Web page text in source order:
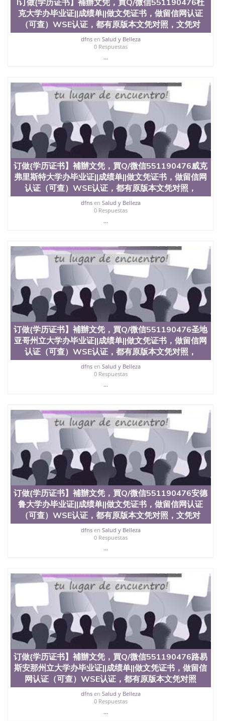
料； 5、等待结果，完成结果书留服直接邮寄给客户
6、客户确认收到结果，付余款。 我们对海外大学及
学院的毕业证成绩单所使用的材料，尺寸大小，防伪
结构（包括：水印，阴影底纹，钢印LOGO烫金烫
银，LOGO烫金烫银复合重叠。 文字图案浮雕，激光
镭射，紫外荧光，温感，复印防伪）都有原版本文凭
各大院校的（毕业证，成绩单，资格证，学生卡，结
业证，录取通知书，在读证明等相关材料）的版本更
新信息， 能够在时间掌握的海外学历文凭的样版，尺
寸大小，纸张材质，防伪技术等等，并在时间收集到
原版实物，以求达到客户的需求。 我们的优势： 我
们在保证合理定价的同时，坚持较高性价比，通过品
质和效率不断优化，为您倾情诠释什么是高性价比。
咨询顾问：Sam q/微信:551190476 Q/微
信:551190476办理毕业证成绩单、教育部认证,录取通
知书，雅思，留学回国证明.
公司专业制作、办理、仿制、成绩单文凭、改成绩、
教育部学历学位认证、毕业证、成绩单、文凭、学历
文凭、假文凭假毕业证假学历书制作、假制作、办
位认证、留学生学历认证、留学生学位认证、英国文
凭学历、美国文凭学历、澳洲文凭学历、加拿大文凭
学历、新西兰学历认证等q:551190476 微信：
551190476 圣何塞州立大学毕业证（San Jose State
University）圣何塞州立大学毕业证（San Jose State
University）圣何塞州立大学毕业证（San Jose State
University）圣何塞州立大学成绩单（San Jose State
University）圣何塞州立大学成绩单（ San Jose State
University）圣何塞州立大学成绩单（San Jose State
University）成绩单圣何塞州立大学文凭（San Jose
State University）圣何塞州立大学（San Jose State
University）圣何塞州立大学（San Jose State
University）圣何塞州立大学（ San Jose State
University）圣何塞州立大学（San Jose State
State University）圣何塞州立大学学历（ San Jose
State University）圣何塞州立大学学历（San Jose
State University）圣何塞州立大学学历（San Jose
State University）圣 塞州立大学学历（San Jose
State University）圣何塞州立大学（San Jose State
University）圣何塞州立大学（San Jose State
University）圣何塞州立大学（San Jose State
University）圣何塞州立大学（San Jose State
University）圣何塞州立大学学位证（San Jose State
University）圣何塞州立大学学位证（San Jose State
University）圣何塞州立大学学位证（San Jose State
University）圣何塞州立大学（San Jose State
University）圣何塞州立大学（San Jose State
University）圣何塞州立大学（San Jose State
University）圣何塞州立大学（San Jose State
University）圣何塞州立大学学位证（San Jose State
University）圣何塞州立大学结业证（San Jose State
University）圣何塞州立大学结业证（San Jose State
University）圣何塞州立大学结业证（San Jose State
University）圣何塞州立大学学位证（San Jose State
University）圣何塞州立大学学位证（San Jose State
University）圣何塞州立大学学历证书（San Jose
State University）圣何塞州立大学学历证书（San
Jose State University）圣何塞州立大学学历证书
（San Jose State University）澳洲读书未毕业找人做
文凭学位qq微信551190476澳洲读CQU中央昆士兰大
学学历 绩单购买学位证书/澳洲读本科硕士做文凭/购
买澳洲大学毕业证成绩单假文凭学历
offieUniversityofSouthernQueensland 澳洲读书未毕
业找人做文凭学位qq微信551190476澳洲读CQU中央
昆士兰大学学历成绩单购买学位证书/澳洲读本科硕
士做文凭/购买澳洲大学毕业证成绩单假文凭学历订
克大学办毕业证||成绩单||做文凭证书，做留信网认证
（可查）WSE认证，都有原版本文凭对照，文凭对
dfnsen Salud y Belleza
0 Respuestas
...
订做{学历证书】補辦文凭，買Q/微信551190476威克
弗里斯特大学办毕业证||成绩单||做文凭证书，做留信网
认证（可查）WSE认证，都有原版本文凭对照，
dfnsen Salud y Belleza
0 Respuestas
...
订做{学历证书】補辦文凭，買Q/微信551190476圣地
亚哥州立大学办毕业证||成绩单||做文凭证书，做留信网
认证（可查）WSE认证，都有原版本文凭对照，
dfnsen Salud y Belleza
0 Respuestas
...
订做{学历证书】補辦文凭，買Q/微信551190476安德
鲁大学办毕业证||成绩单||做文凭证书，做留信网认证
（可查）WSE认证，都有原版本文凭对照，文凭对
dfnsen Salud y Belleza
0 Respuestas
...
订做{学历证书】補辦文凭，買Q/微信551190476路易
斯安那州立大学办毕业证||成绩单||做文凭证书，做留信
网认证（可查）WSE认证，都有原版本文凭对照
dfnsen Salud y Belleza
0 Respuestas
...